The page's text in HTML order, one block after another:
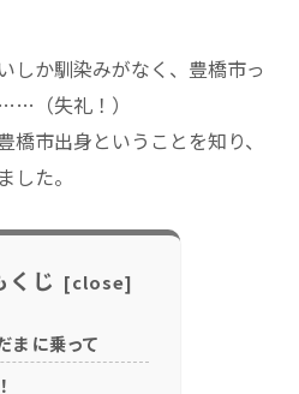
しか馴染みがなく、豊橋市っ
（失礼！）
市出身ということを知り、
した。
くじ
ま に乗って